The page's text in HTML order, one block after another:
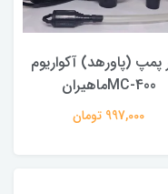
پمپ (پاورهد) آکواریوم
MC-400ماهیران
997,000 تومان